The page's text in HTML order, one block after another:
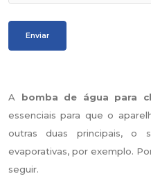
A bomba de água para
essenciais para que o
outras duas principais, o
evaporativas, por exemplo.
seguir.